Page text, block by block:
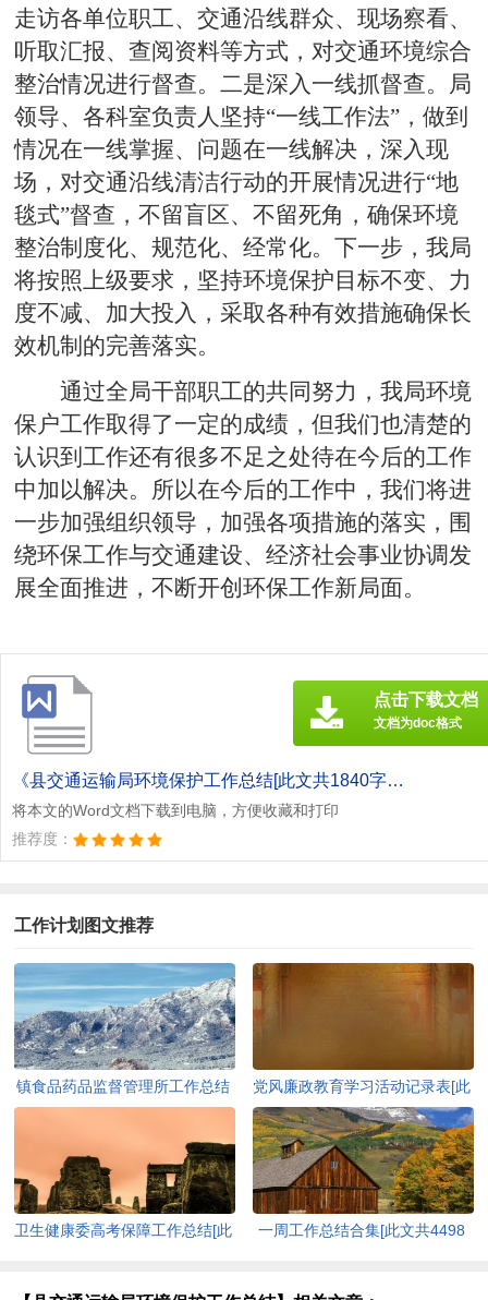
走访各单位职工、交通沿线群众、现场察看、
听取汇报、查阅资料等方式，对交通环境综合
整治情况进行督查。二是深入一线抓督查。局
领导、各科室负责人坚持“一线工作法”，做到
情况在一线掌握、问题在一线解决，深入现
场，对交通沿线清洁行动的开展情况进行“地
毯式”督查，不留盲区、不留死角，确保环境
整治制度化、规范化、经常化。下一步，我局
将按照上级要求，坚持环境保护目标不变、力
度不减、加大投入，采取各种有效措施确保长
效机制的完善落实。
通过全局干部职工的共同努力，我局环境
保户工作取得了一定的成绩，但我们也清楚的
认识到工作还有很多不足之处待在今后的工作
中加以解决。所以在今后的工作中，我们将进
一步加强组织领导，加强各项措施的落实，围
绕环保工作与交通建设、经济社会事业协调发
展全面推进，不断开创环保工作新局面。
《县交通运输局环境保护工作总结[此文共1840字].doc》
将本文的Word文档下载到电脑，方便收藏和打印
推荐度：
点击下载文档
文档为doc格式
工作计划图文推荐
镇食品药品监督管理所工作总结
党风廉政教育学习活动记录表[此
文共523字]
卫生健康委高考保障工作总结[此
一周工作总结合集[此文共4498